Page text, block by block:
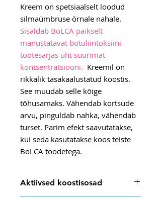
Kreem on spetsiaalselt loodud
silmaümbruse õrnale nahale.
Sisaldab BoLCA paikselt
manustatavat botuliintoksiini
tootesarjas üht suurimat
kontsentratsiooni. Kreemil on
rikkalik tasakaalustatud koostis.
See muudab selle kõige
tõhusamaks. Vähendab kortsude
arvu, pinguldab nahka, vähendab
turset. Parim efekt saavutatakse,
kui seda kasutatakse koos teiste
BoLCA toodetega.
Aktiivsed koostisosad